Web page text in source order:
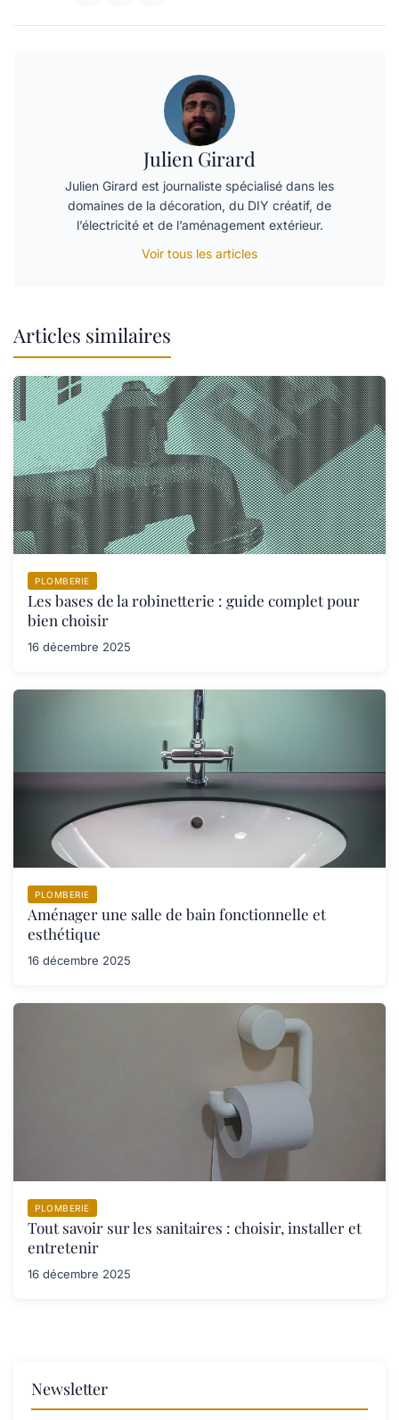
Julien Girard
Julien Girard est journaliste spécialisé dans les
domaines de la décoration, du DIY créatif, de
l’électricité et de l’aménagement extérieur.
Voir tous les articles
Articles similaires
PLOMBERIE
Les bases de la robinetterie : guide complet pour
bien choisir
16 décembre 2025
PLOMBERIE
Aménager une salle de bain fonctionnelle et
esthétique
16 décembre 2025
PLOMBERIE
Tout savoir sur les sanitaires : choisir, installer et
entretenir
16 décembre 2025
Newsletter